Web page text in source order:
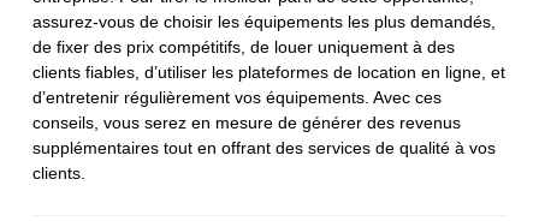
assurez-vous de choisir les équipements les plus demandés,
de fixer des prix compétitifs, de louer uniquement à des
clients fiables, d’utiliser les plateformes de location en ligne, et
d’entretenir régulièrement vos équipements. Avec ces
conseils, vous serez en mesure de générer des revenus
supplémentaires tout en offrant des services de qualité à vos
clients.